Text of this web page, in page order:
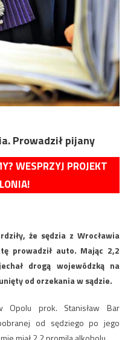
Prowadził pijany
WESPRZYJ PROJEKT
że sędzia z Wrocławia
prowadził auto. Mając 2,2
drogą wojewódzką na
od orzekania w sądzie.
Opolu prok. Stanisław Bar
od sędziego po jego